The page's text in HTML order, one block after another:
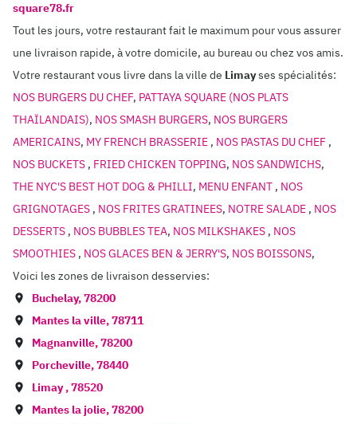
square78.fr
Tout les jours, votre restaurant fait le maximum pour vous assurer
une livraison rapide, à votre domicile, au bureau ou chez vos amis.
Votre restaurant vous livre dans la ville de Limayses spécialités:
NOS BURGERS DU CHEF, PATTAYA SQUARE (NOS PLATS
THAÏLANDAIS), NOS SMASH BURGERS, NOS BURGERS
AMERICAINS, MY FRENCH BRASSERIE , NOS PASTAS DU CHEF ,
NOS BUCKETS , FRIED CHICKEN TOPPING, NOS SANDWICHS,
THE NYC'S BEST HOT DOG & PHILLI, MENU ENFANT , NOS
GRIGNOTAGES , NOS FRITES GRATINEES, NOTRE SALADE , NOS
DESSERTS , NOS BUBBLES TEA, NOS MILKSHAKES , NOS
SMOOTHIES , NOS GLACES BEN & JERRY'S, NOS BOISSONS,
Voici les zones de livraison desservies:
Buchelay,78200
Mantes la ville,78711
Magnanville,78200
Porcheville,78440
Limay,78520
Mantes la jolie,78200